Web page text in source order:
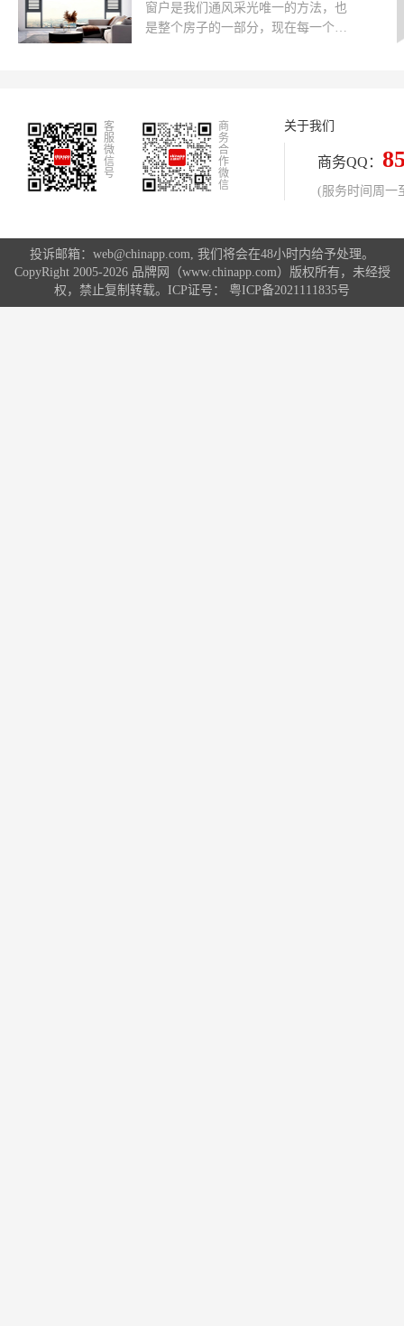
的沧桑、历史的厚重，仿古砖通过样
式、颜色、图案，营造出怀旧的氛
窗户是我们通风采光唯一的方法，也
是整个房子的一部分，现在每一个房
客
服
微
信
号
商
务
合
作
微
信
关于我们
商务QQ：
(服务时间周一
投诉邮箱：web@chinapp.com, 我们将会在48小时内给予处理。
CopyRight 2005-2026 品牌网（www.chinapp.com）版权所有，未经授
权，禁止复制转载。ICP证号： 粤ICP备2021111835号